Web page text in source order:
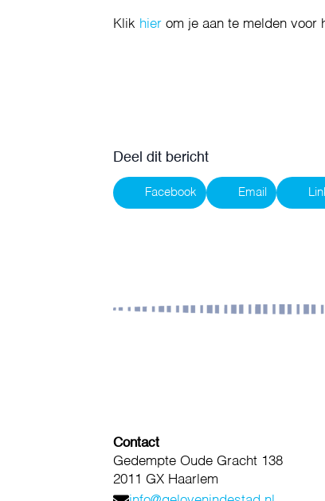
Klik hier om je aan te melden voor
Deel dit bericht
Facebook Email
Contact
Gedempte Oude Gracht 138
2011 GX Haarlem